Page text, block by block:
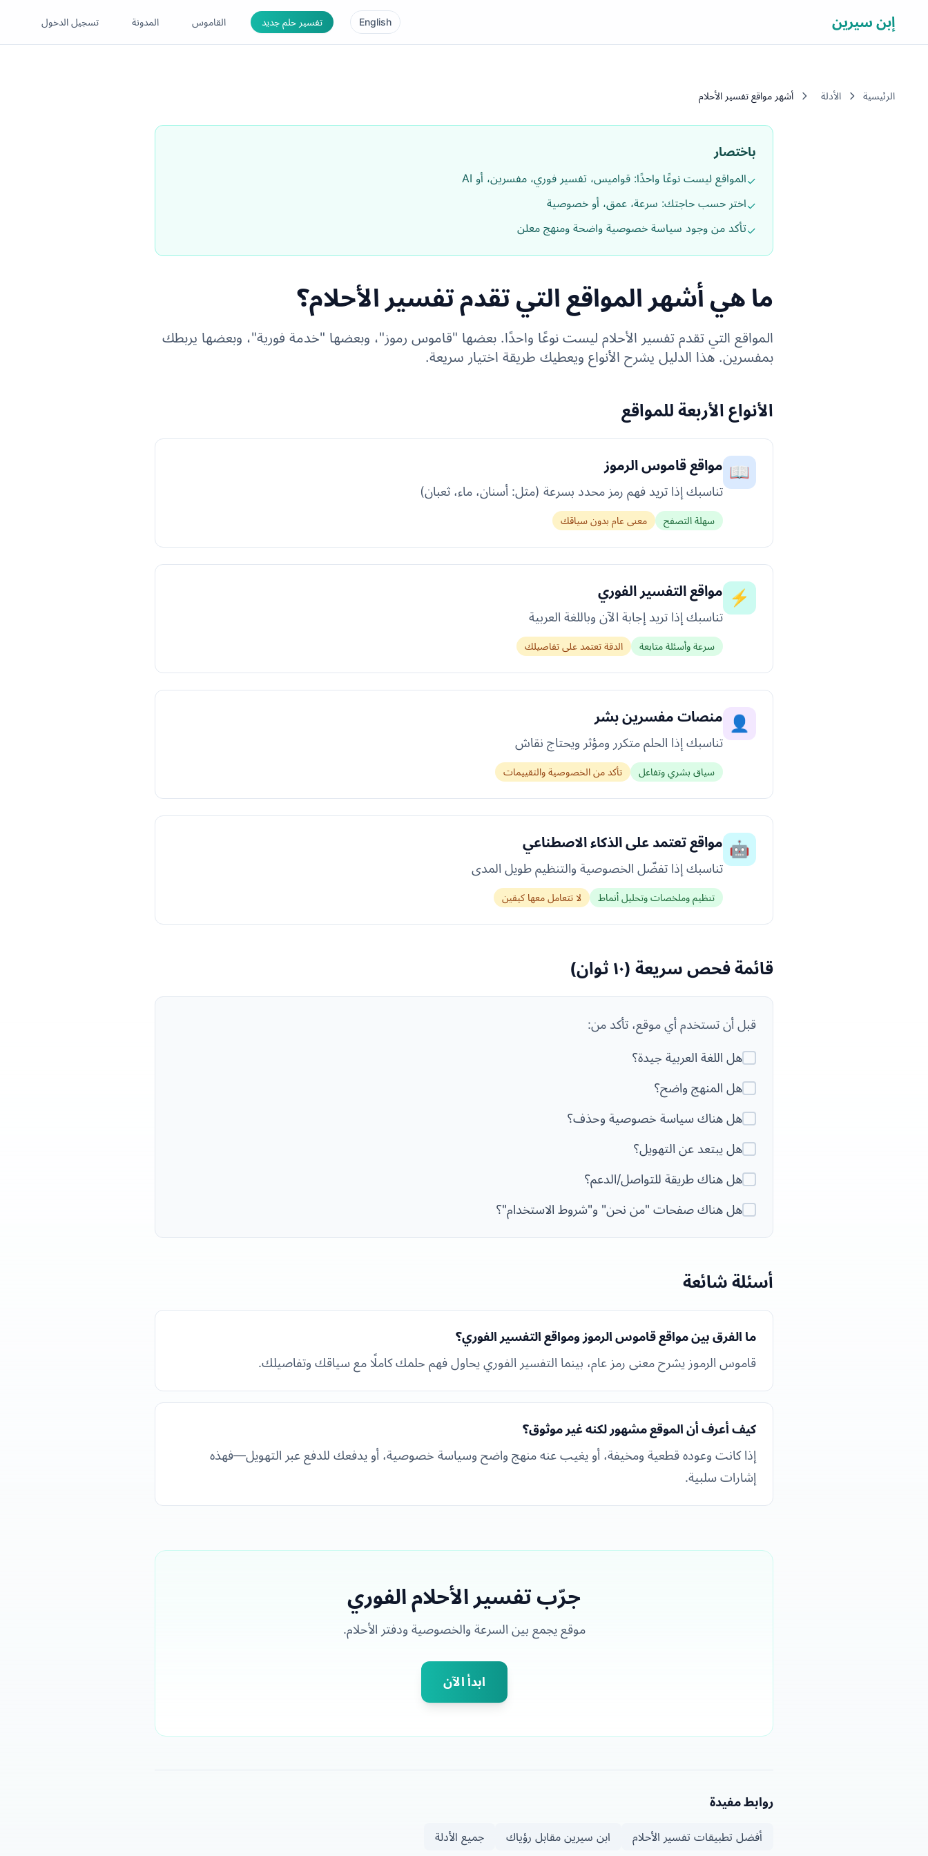
إبن سيرين English تفسير حلم جديد القاموس المدونة تسجيل الدخول
الرئيسية الأدلة أشهر مواقع تفسير الأحلام
باختصار
✓المواقع ليست نوعًا واحدًا: قواميس، تفسير فوري، مفسرين، أو AI
✓اختر حسب حاجتك: سرعة، عمق، أو خصوصية
✓تأكد من وجود سياسة خصوصية واضحة ومنهج معلن
ما هي أشهر المواقع التي تقدم تفسير الأحلام؟
المواقع التي تقدم تفسير الأحلام ليست نوعًا واحدًا. بعضها "قاموس رموز"، وبعضها "خدمة فورية"، وبعضها يربطك
بمفسرين. هذا الدليل يشرح الأنواع ويعطيك طريقة اختيار سريعة.
الأنواع الأربعة للمواقع
📖 مواقع قاموس الرموز
تناسبك إذا تريد فهم رمز محدد بسرعة (مثل: أسنان، ماء، ثعبان)
سهلة التصفح معنى عام بدون سياقك
⚡ مواقع التفسير الفوري
تناسبك إذا تريد إجابة الآن وباللغة العربية
سرعة وأسئلة متابعة الدقة تعتمد على تفاصيلك
👤 منصات مفسرين بشر
تناسبك إذا الحلم متكرر ومؤثر ويحتاج نقاش
سياق بشري وتفاعل تأكد من الخصوصية والتقييمات
🤖 مواقع تعتمد على الذكاء الاصطناعي
تناسبك إذا تفضّل الخصوصية والتنظيم طويل المدى
تنظيم وملخصات وتحليل أنماط لا تتعامل معها كيقين
قائمة فحص سريعة (١٠ ثوان)
قبل أن تستخدم أي موقع، تأكد من:
هل اللغة العربية جيدة؟
هل المنهج واضح؟
هل هناك سياسة خصوصية وحذف؟
هل يبتعد عن التهويل؟
هل هناك طريقة للتواصل/الدعم؟
هل هناك صفحات "من نحن" و"شروط الاستخدام"؟
أسئلة شائعة
ما الفرق بين مواقع قاموس الرموز ومواقع التفسير الفوري؟
قاموس الرموز يشرح معنى رمز عام، بينما التفسير الفوري يحاول فهم حلمك كاملًا مع سياقك وتفاصيلك.
كيف أعرف أن الموقع مشهور لكنه غير موثوق؟
إذا كانت وعوده قطعية ومخيفة، أو يغيب عنه منهج واضح وسياسة خصوصية، أو يدفعك للدفع عبر التهويل—فهذه
إشارات سلبية.
جرّب تفسير الأحلام الفوري
موقع يجمع بين السرعة والخصوصية ودفتر الأحلام.
ابدأ الآن
روابط مفيدة
أفضل تطبيقات تفسير الأحلام ابن سيرين مقابل رؤياك جميع الأدلة